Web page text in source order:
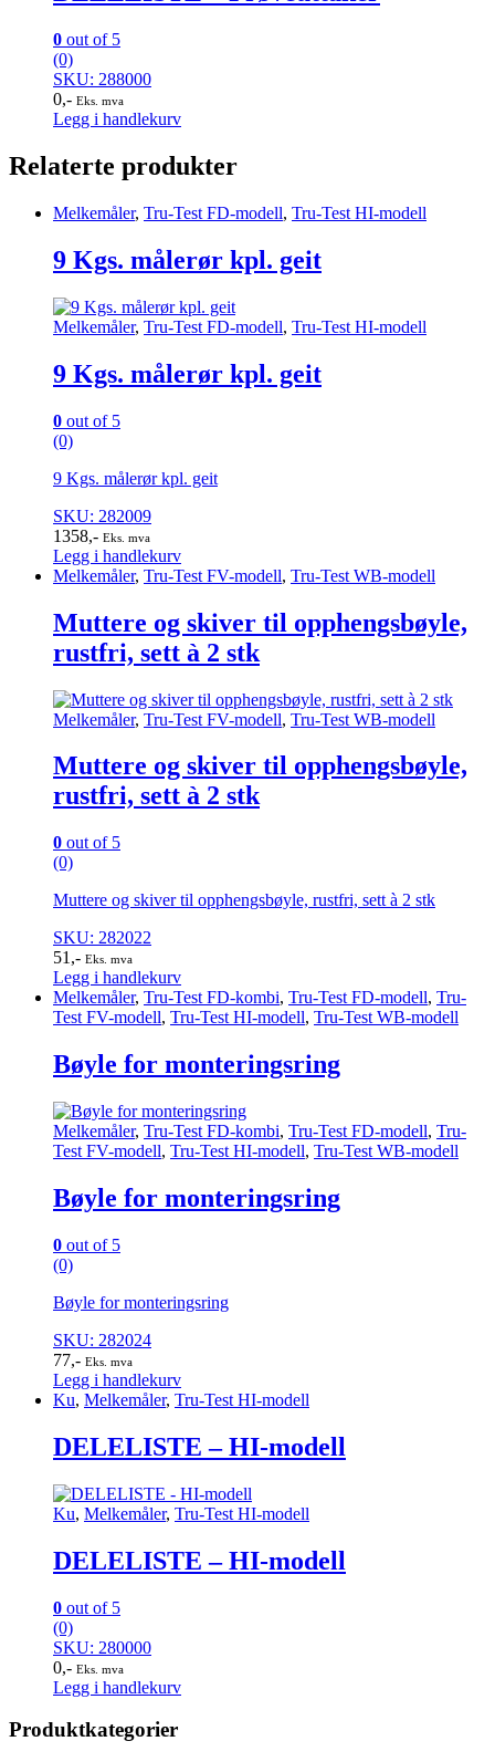
0 out of 5
(0)
SKU: 288000
0,- Eks. mva
Legg i handlekurv
Relaterte produkter
Melkemåler, Tru-Test FD-modell, Tru-Test HI-modell
9 Kgs. målerør kpl. geit
Melkemåler, Tru-Test FD-modell, Tru-Test HI-modell
9 Kgs. målerør kpl. geit
0 out of 5
(0)
9 Kgs. målerør kpl. geit
SKU: 282009
1358,- Eks. mva
Legg i handlekurv
Melkemåler, Tru-Test FV-modell, Tru-Test WB-modell
Muttere og skiver til opphengsbøyle,
rustfri, sett à 2 stk
Melkemåler, Tru-Test FV-modell, Tru-Test WB-modell
Muttere og skiver til opphengsbøyle,
rustfri, sett à 2 stk
0 out of 5
(0)
Muttere og skiver til opphengsbøyle, rustfri, sett à 2 stk
SKU: 282022
51 ,- Eks. mva
Legg i handlekurv
Melkemåler, Tru-Test FD-kombi, Tru-Test FD-modell, Tru-
Test FV-modell, Tru-Test HI-modell, Tru-Test WB-modell
Bøyle for monteringsring
Melkemåler, Tru-Test FD-kombi, Tru-Test FD-modell, Tru-
Test FV-modell, Tru-Test HI-modell, Tru-Test WB-modell
Bøyle for monteringsring
0 out of 5
(0)
Bøyle for monteringsring
SKU: 282024
77,- Eks. mva
Legg i handlekurv
Ku, Melkemåler, Tru-Test HI-modell
DELELISTE – HI-modell
Ku, Melkemåler, Tru-Test HI-modell
DELELISTE – HI-modell
0 out of 5
(0)
SKU: 280000
0,- Eks. mva
Legg i handlekurv
Produktkategorier